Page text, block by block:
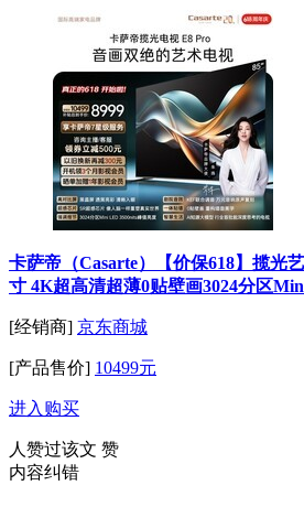
卡萨帝（Casarte）【价保618】揽光
寸 4K超高清超薄0贴壁画3024分区
[经销商] 京东商城
[产品售价] 10499元
进入购买
人赞过该文 赞
内容纠错